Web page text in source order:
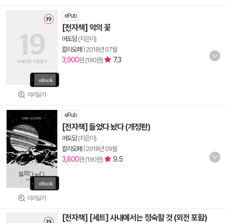
미리읽기
ePub
[전자책] 악의 꽃
어도담(지은이)
칼리오페
2018년 07월
3,900원 (190원) 7.3
미리읽기
ePub
[전자책] 들었다 놨다 (개정판)
어도담(지은이)
칼리오페
2018년 09월
3,800원 (190원) 9.5
[전자책] [세트] 사내에서는 정숙할 것 (외전 포함)